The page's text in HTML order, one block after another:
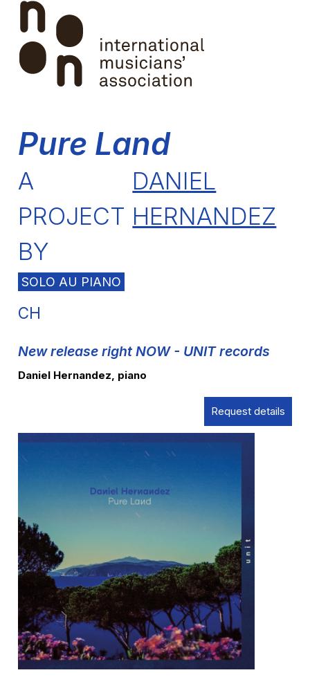
content
Open
mobile
menu
Close
mobile
menu
Pure Land
A
PROJECT
BY
DANIEL
HERNANDEZ
SOLO AU PIANO
CH
New release right NOW - UNIT records
Daniel Hernandez, piano
Request details